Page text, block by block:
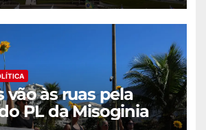
vão às ruas pela
PL da Misoginia